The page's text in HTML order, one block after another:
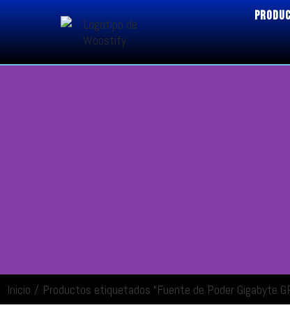
ENTRAR
Inicio / Productos etiquetados “Fuente de Poder Gigabyte